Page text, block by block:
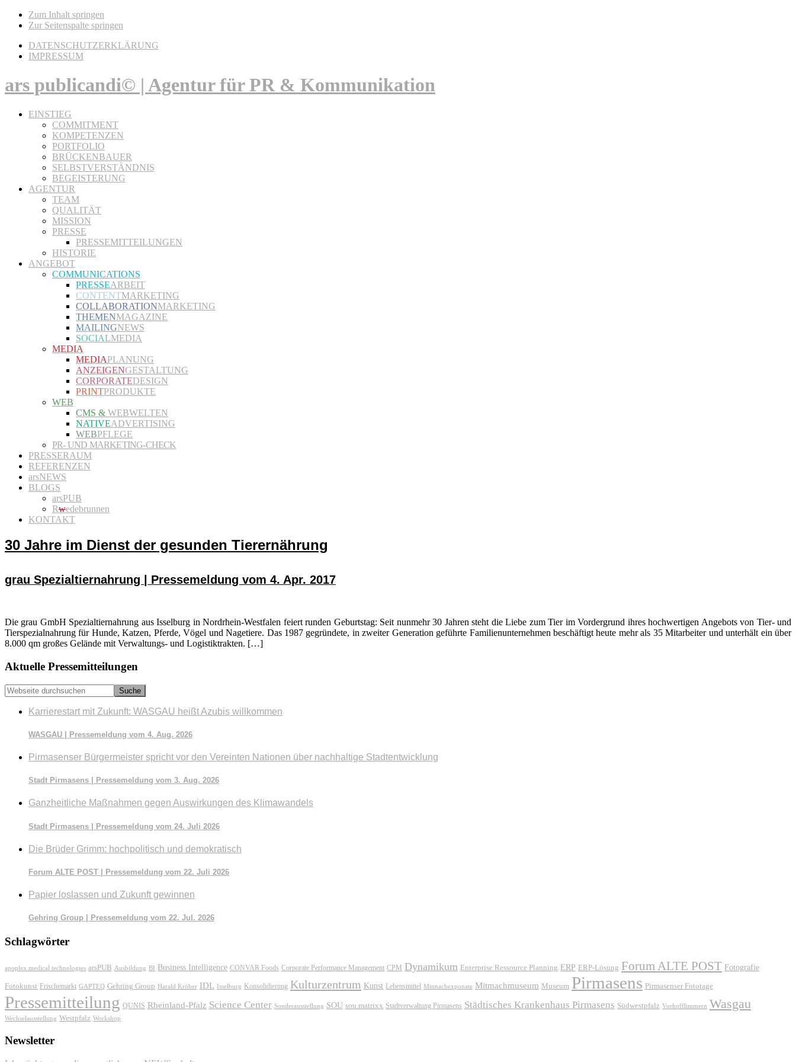
Zum Inhalt springen
Zur Seitenspalte springen
DATENSCHUTZERKLÄRUNG
IMPRESSUM
ars publicandi© | Agentur für PR & Kommunikation
EINSTIEG
COMMITMENT
KOMPETENZEN
PORTFOLIO
BRÜCKENBAUER
SELBSTVERSTÄNDNIS
BEGEISTERUNG
AGENTUR
TEAM
QUALITÄT
MISSION
PRESSE
PRESSEMITTEILUNGEN
HISTORIE
ANGEBOT
COMMUNICATIONS
PRESSEARBEIT
CONTENTMARKETING
COLLABORATIONMARKETING
THEMENMAGAZINE
MAILINGNEWS
SOCIALMEDIA
MEDIA
MEDIAPLANUNG
ANZEIGENGESTALTUNG
CORPORATEDESIGN
PRINTPRODUKTE
WEB
CMS & WEBWELTEN
NATIVEADVERTISING
WEBPFLEGE
PR- UND MARKETING-CHECK
PRESSERAUM
REFERENZEN
arsNEWS
BLOGS
arsPUB
Rwedebrunnen
KONTAKT
30 Jahre im Dienst der gesunden Tierernährung
grau Spezialtiernahrung | Pressemeldung vom 4. Apr. 2017
Die grau GmbH Spezialtiernahrung aus Isselburg in Nordrhein-Westfalen feiert runden Geburtstag: Seit nunmehr 30 Jahren steht die Liebe zum Tier im Vordergrund ihres hochwertigen Angebots von Tier- und
Tierspezialnahrung für Hunde, Katzen, Pferde, Vögel und Nagetiere. Das 1987 gegründete, in zweiter Generation geführte Familienunternehmen beschäftigt heute mehr als 35 Mitarbeiter und unterhält ein über
8.000 qm großes Gelände mit Verwaltungs- und Logistiktrakten. […]
Seitenspalte
Aktuelle Pressemitteilungen
Webseite
durchsuchen
Karrierestart mit Zukunft: WASGAU heißt Azubis willkommen
WASGAU | Pressemeldung vom 4. Aug. 2026
Pirmasenser Bürgermeister spricht vor den Vereinten Nationen über nachhaltige Stadtentwicklung
Stadt Pirmasens | Pressemeldung vom 3. Aug. 2026
Ganzheitliche Maßnahmen gegen Auswirkungen des Klimawandels
Stadt Pirmasens | Pressemeldung vom 24. Juli 2026
Die Brüder Grimm: hochpolitisch und demokratisch
Forum ALTE POST | Pressemeldung vom 22. Juli 2026
Papier loslassen und Zukunft gewinnen
Gehring Group | Pressemeldung vom 22. Jul. 2026
Schlagwörter
apoplex medical technologies arsPUB Ausbildung BI Business Intelligence CONVAR Foods Corporate Performance Management CPM Dynamikum Enterprise Ressource Planning ERP ERP-Lösung Forum ALTE POST Fotografie
Fotokunst Frischemarkt GAPTEQ Gehring Group Harald Kröher IDL Isselburg Konsolidierung Kulturzentrum Kunst Lebensmittel Mitmachexponate Mitmachmuseum Museum Pirmasens Pirmasenser Fototage
Pressemitteilung QUNIS Rheinland-Pfalz Science Center Sonderausstellung SOU sou.matrixx Stadtverwaltung Pirmasens Städtisches Krankenhaus Pirmasens Südwestpfalz Vorhofflimmern Wasgau
Wechselausstellung Westpfalz Workshop
Newsletter